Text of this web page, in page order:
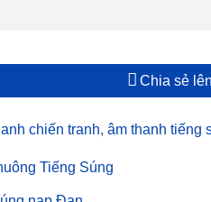
Chia sẻ
chiến tranh, âm thanh tiếng
Tiếng Súng